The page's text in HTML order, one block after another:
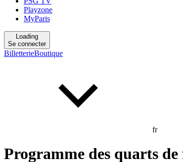
Playzone
MyParis
Loading
Se connecter
BilletterieBoutique
fr
Programme des quarts